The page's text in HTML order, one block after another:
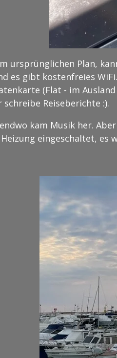
ursprünglichen Plan,
es gibt kostenfreies
(Flat - im
Reiseberichte :).
kam Musik her.
eingeschaltet, es